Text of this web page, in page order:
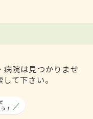
院は見つかりませ
て下さい。